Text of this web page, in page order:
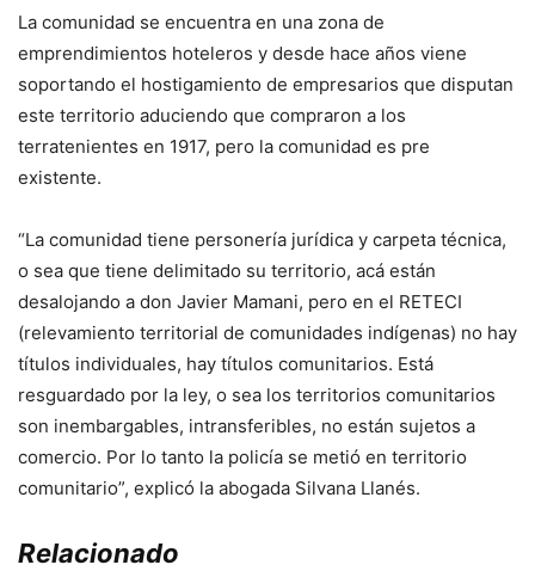
La comunidad se encuentra en una zona de
emprendimientos hoteleros y desde hace años viene
soportando el hostigamiento de empresarios que disputan
este territorio aduciendo que compraron a los
terratenientes en 1917, pero la comunidad es pre
existente.
“La comunidad tiene personería jurídica y carpeta técnica,
o sea que tiene delimitado su territorio, acá están
desalojando a don Javier Mamani, pero en el RETECI
(relevamiento territorial de comunidades indígenas) no hay
títulos individuales, hay títulos comunitarios. Está
resguardado por la ley, o sea los territorios comunitarios
son inembargables, intransferibles, no están sujetos a
comercio. Por lo tanto la policía se metió en territorio
comunitario”, explicó la abogada Silvana Llanés.
Relacionado